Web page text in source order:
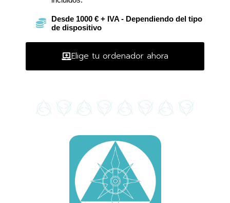
Desde 1000 € + IVA - Dependiendo del tipo
de dispositivo
Elige tu ordenador ahora